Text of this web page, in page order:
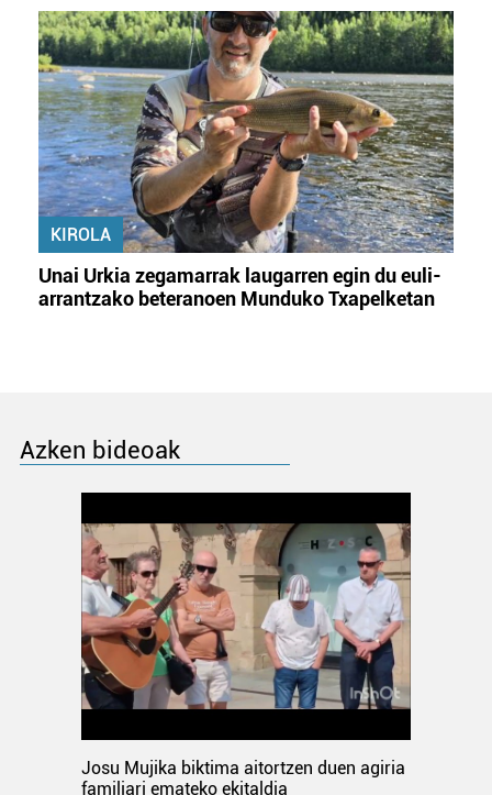
KIROLA
Unai Urkia zegamarrak laugarren egin du euli-
arrantzako beteranoen Munduko Txapelketan
Azken bideoak
Josu Mujika biktima aitortzen duen agiria
familiari emateko ekitaldia